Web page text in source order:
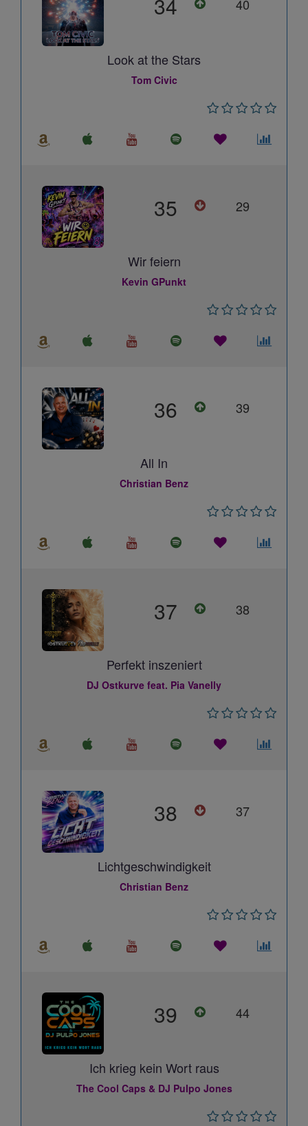
40
Look at the Stars
Tom Civic
35 29
Wir feiern
Kevin GPunkt
36 39
All In
Christian Benz
37 38
Perfekt inszeniert
DJ Ostkurve feat. Pia Vanelly
38 37
Lichtgeschwindigkeit
Christian Benz
39 44
Ich krieg kein Wort raus
The Cool Caps & DJ Pulpo Jones